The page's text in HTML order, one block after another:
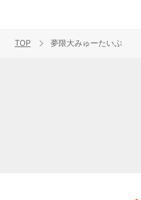
TOP 夢限大みゅーたいぷ